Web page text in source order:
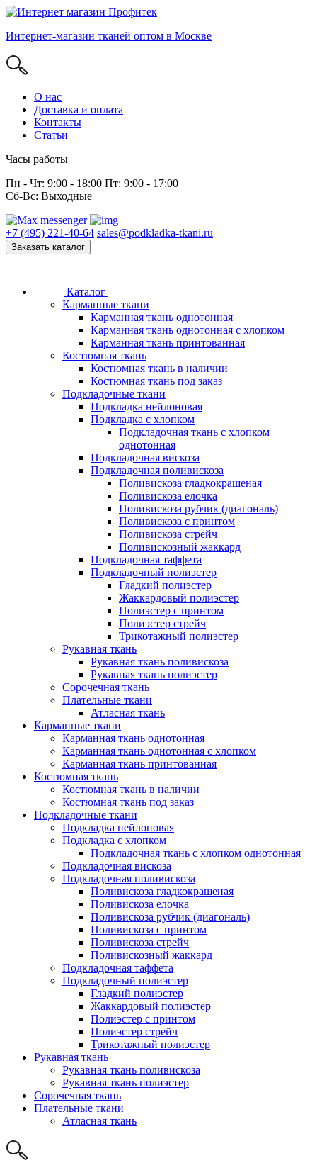
Интернет-магазин тканей оптом в Москве
О нас
Доставка и оплата
Контакты
Статьи
Часы работы
Пн - Чт: 9:00 - 18:00 Пт: 9:00 - 17:00
Сб-Вс: Выходные
+7 (495) 221-40-64 sales@podkladka-tkani.ru
Заказать каталог
Каталог
Карманные ткани
Карманная ткань однотонная
Карманная ткань однотонная с хлопком
Карманная ткань принтованная
Костюмная ткань
Костюмная ткань в наличии
Костюмная ткань под заказ
Подкладочные ткани
Подкладка нейлоновая
Подкладка с хлопком
Подкладочная ткань с хлопком
однотонная
Подкладочная вискоза
Подкладочная поливискоза
Поливискоза гладкокрашеная
Поливискоза елочка
Поливискоза рубчик (диагональ)
Поливискоза с принтом
Поливискоза стрейч
Поливискозный жаккард
Подкладочная таффета
Подкладочный полиэстер
Гладкий полиэстер
Жаккардовый полиэстер
Полиэстер с принтом
Полиэстер стрейч
Трикотажный полиэстер
Рукавная ткань
Рукавная ткань поливискоза
Рукавная ткань полиэстер
Сорочечная ткань
Плательные ткани
Атласная ткань
Карманные ткани
Карманная ткань однотонная
Карманная ткань однотонная с хлопком
Карманная ткань принтованная
Костюмная ткань
Костюмная ткань в наличии
Костюмная ткань под заказ
Подкладочные ткани
Подкладка нейлоновая
Подкладка с хлопком
Подкладочная ткань с хлопком однотонная
Подкладочная вискоза
Подкладочная поливискоза
Поливискоза гладкокрашеная
Поливискоза елочка
Поливискоза рубчик (диагональ)
Поливискоза с принтом
Поливискоза стрейч
Поливискозный жаккард
Подкладочная таффета
Подкладочный полиэстер
Гладкий полиэстер
Жаккардовый полиэстер
Полиэстер с принтом
Полиэстер стрейч
Трикотажный полиэстер
Рукавная ткань
Рукавная ткань поливискоза
Рукавная ткань полиэстер
Сорочечная ткань
Плательные ткани
Атласная ткань